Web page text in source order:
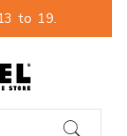
to 19.